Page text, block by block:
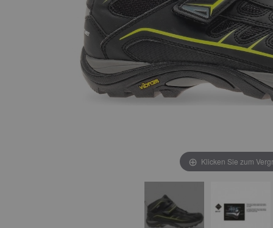
Klicken Sie zum